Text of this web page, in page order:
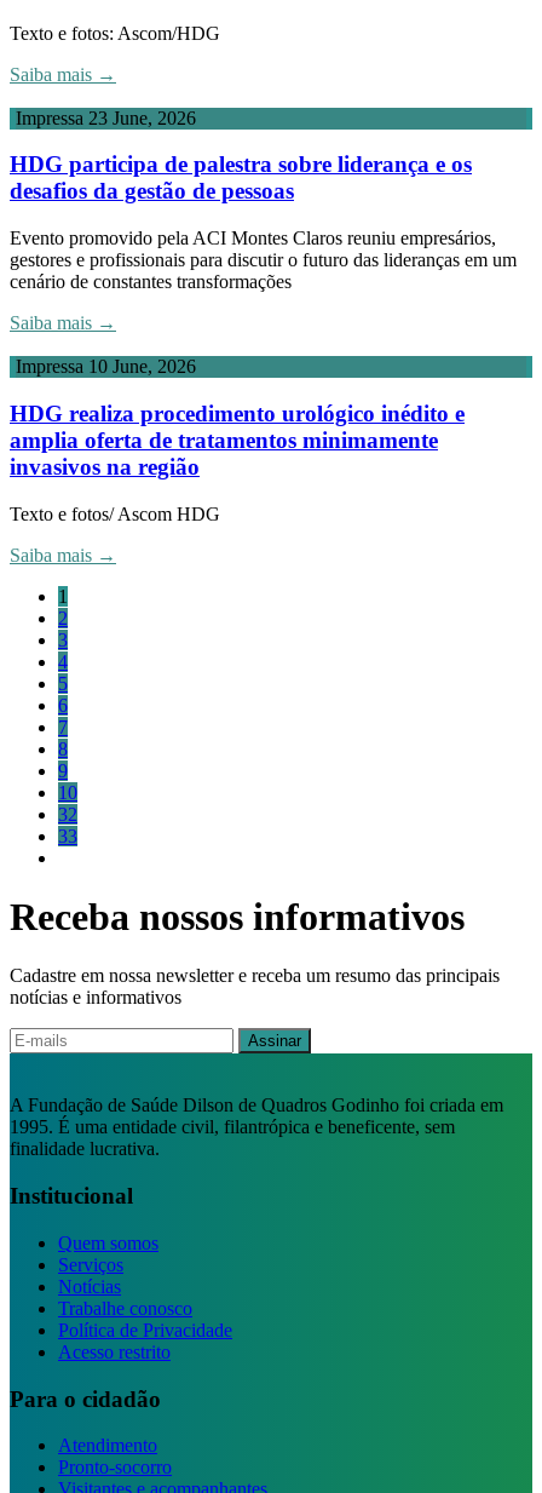
Texto e fotos: Ascom/HDG
Saiba mais →
Impressa 23 June, 2026
HDG participa de palestra sobre liderança e os
desafios da gestão de pessoas
Evento promovido pela ACI Montes Claros reuniu empresários,
gestores e profissionais para discutir o futuro das lideranças em um
cenário de constantes transformações
Saiba mais →
Impressa 10 June, 2026
HDG realiza procedimento urológico inédito e
amplia oferta de tratamentos minimamente
invasivos na região
Texto e fotos/ Ascom HDG
Saiba mais →
1
2
3
4
5
6
7
8
9
10
32
33
Receba nossos informativos
Cadastre em nossa newsletter e receba um resumo das principais
notícias e informativos
Assinar
A Fundação de Saúde Dilson de Quadros Godinho foi criada em
1995. É uma entidade civil, filantrópica e beneficente, sem
finalidade lucrativa.
Institucional
Quem somos
Serviços
Notícias
Trabalhe conosco
Política de Privacidade
Acesso restrito
Para o cidadão
Atendimento
Pronto-socorro